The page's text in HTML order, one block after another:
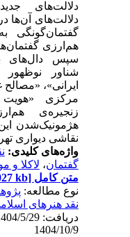
دلالت‌های جدیدی
دلالت‌های آن‌ها در سه
گفتمان‌گونگی به
هم‌ارزی گفتمان‌های
سپس دال‌های
شناور نوظهور
ایرانی»، «مصالح
مرکزی «هویت ملّی»
زنجیره‌ی هم‌ارزی
هژمونیک‌شدن این
نقاشی دیواری تهران نیز
واژه‌های کلیدی:نقاشی
لاکلا و موفه،
متن کامل[PDF 3027 kb]
نوع مطالعه: پژوهشي |
نقد هنرهای اسلامی در
1404/10/9